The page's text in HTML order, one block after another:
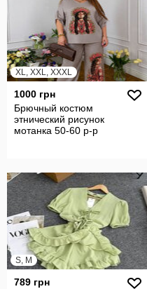
XL, XXL, XXXL
1000 грн
Брючный костюм
этнический рисунок
мотанка 50-60 р-р
S, M
789 грн